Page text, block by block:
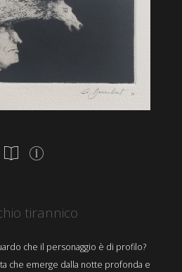
tirannico
che il personaggio è di profilo?
che emerge dalla notte profonda e